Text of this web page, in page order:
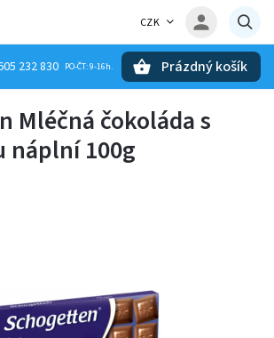
CZK
232 830 Prázdný košík
Mléčná čokoláda s
náplní 100g